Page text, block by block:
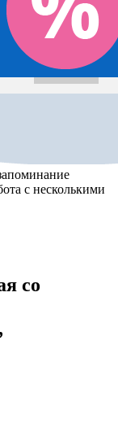
с несколькими
со